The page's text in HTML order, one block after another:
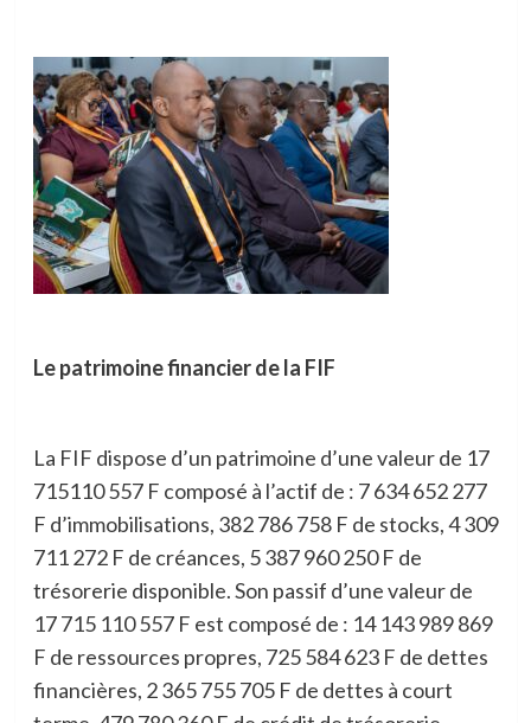
Le patrimoine financier de la FIF
La FIF dispose d’un patrimoine d’une valeur de 17
715110 557 F composé à l’actif de : 7 634 652 277
F d’immobilisations, 382 786 758 F de stocks, 4 309
711 272 F de créances, 5 387 960 250 F de
trésorerie disponible. Son passif d’une valeur de
17 715 110 557 F est composé de : 14 143 989 869
F de ressources propres, 725 584 623 F de dettes
financières, 2 365 755 705 F de dettes à court